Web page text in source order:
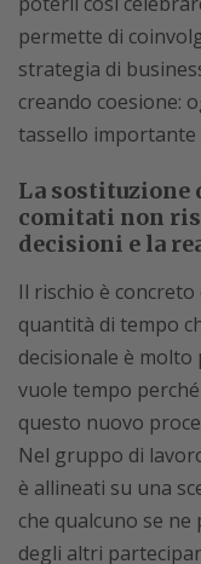
permette di
strategia di
creando coesione:
tassello importante
La sostituzione
comitati non
decisioni e la
Il rischio è
quantità di tempo
decisionale è
vuole tempo
questo nuovo
Nel gruppo di
è allineati su una
che qualcuno se ne
degli altri